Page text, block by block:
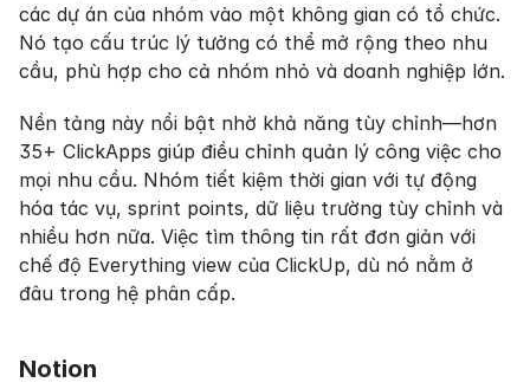
các dự án của nhóm vào một không gian có tổ chức.
Nó tạo cấu trúc lý tưởng có thể mở rộng theo nhu
cầu, phù hợp cho cả nhóm nhỏ và doanh nghiệp lớn.
Nền tảng này nổi bật nhờ khả năng tùy chỉnh—hơn
35+ ClickApps giúp điều chỉnh quản lý công việc cho
mọi nhu cầu. Nhóm tiết kiệm thời gian với tự động
hóa tác vụ, sprint points, dữ liệu trường tùy chỉnh và
nhiều hơn nữa. Việc tìm thông tin rất đơn giản với
chế độ Everything view của ClickUp, dù nó nằm ở
đâu trong hệ phân cấp.
Notion